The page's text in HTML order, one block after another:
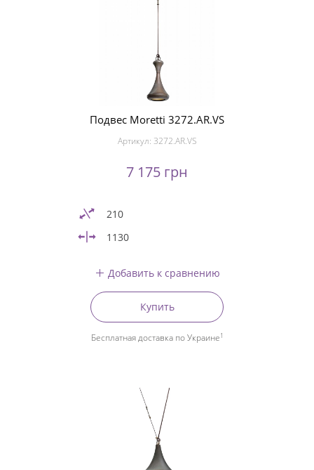
Подвес Moretti 3272.AR.VS
Артикул: 3272.AR.VS
7 175 грн
210
1130
Добавить к сравнению
Купить
Бесплатная доставка по Украине1